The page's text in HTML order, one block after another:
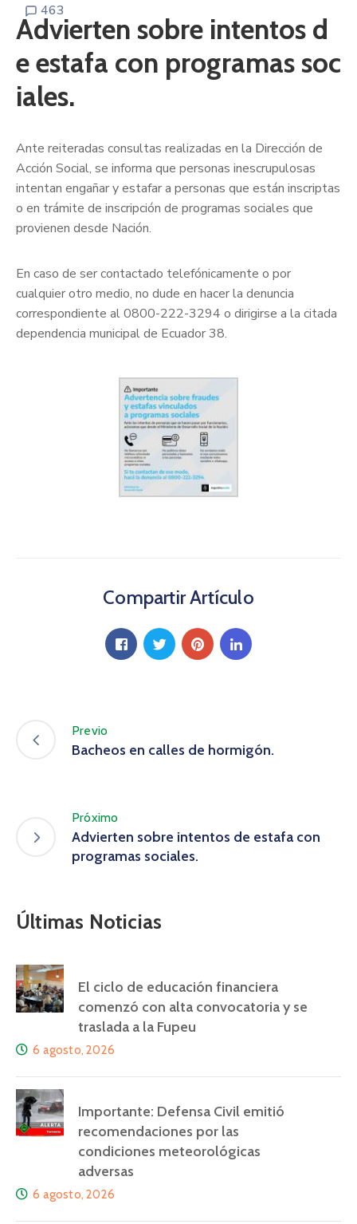
463
Advierten sobre intentos d
e estafa con programas soc
iales.
Ante reiteradas consultas realizadas en la Dirección de
Acción Social, se informa que personas inescrupulosas
intentan engañar y estafar a personas que están inscriptas
o en trámite de inscripción de programas sociales que
provienen desde Nación.
En caso de ser contactado telefónicamente o por
cualquier otro medio, no dude en hacer la denuncia
correspondiente al 0800-222-3294 o dirigirse a la citada
dependencia municipal de Ecuador 38.
Compartir Artículo
Previo
Bacheos en calles de hormigón.
Próximo
Advierten sobre intentos de estafa con
programas sociales.
Últimas Noticias
El ciclo de educación financiera
comenzó con alta convocatoria y se
traslada a la Fupeu
6 agosto, 2026
Importante: Defensa Civil emitió
recomendaciones por las
condiciones meteorológicas
adversas
6 agosto, 2026